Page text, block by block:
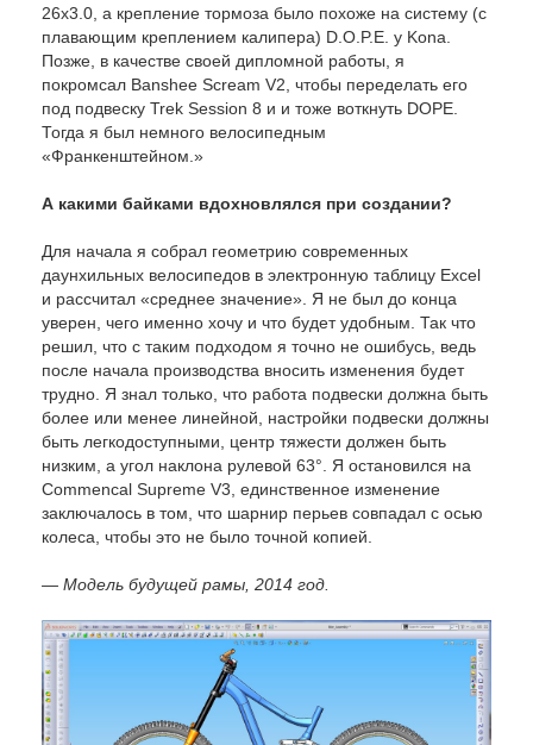
26x3.0, а крепление тормоза было похоже на систему (с
плавающим креплением калипера) D.O.P.E. у Kona.
Позже, в качестве своей дипломной работы, я
покромсал Banshee Scream V2, чтобы переделать его
под подвеску Trek Session 8 и и тоже воткнуть DOPE.
Тогда я был немного велосипедным
«Франкенштейном.»
А какими байками вдохновлялся при создании?
Для начала я собрал геометрию современных
даунхильных велосипедов в электронную таблицу Excel
и рассчитал «среднее значение». Я не был до конца
уверен, чего именно хочу и что будет удобным. Так что
решил, что с таким подходом я точно не ошибусь, ведь
после начала производства вносить изменения будет
трудно. Я знал только, что работа подвески должна быть
более или менее линейной, настройки подвески должны
быть легкодоступными, центр тяжести должен быть
низким, а угол наклона рулевой 63°. Я остановился на
Commencal Supreme V3, единственное изменение
заключалось в том, что шарнир перьев совпадал с осью
колеса, чтобы это не было точной копией.
— Модель будущей рамы, 2014 год.